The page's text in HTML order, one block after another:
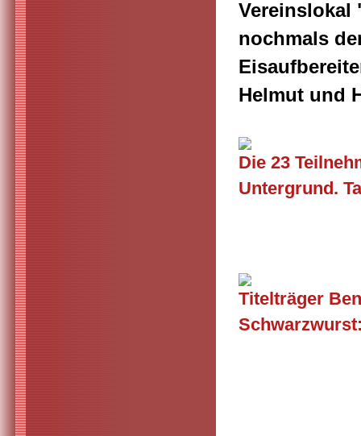
Vereinslokal
nochmals
Helmut und
Die 23
Untergrund.
Titelträger